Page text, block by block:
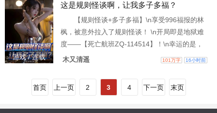
游戏 / 连载
这是规则怪谈啊，让我多子多福？
【规则怪谈+多子多福】\n享受996福报的林
枫，被意外拉入了规则怪谈！ \n开局即是地狱难
度——【死亡航班ZQ-114514】！\n幸运的是，
林枫绑定了【多子多福】系统！ \n “叮！攻略综合
则抗性+SSS级天赋！”
木又清遥 101万字 16小时前
首页 上一页 2 3 4 下一页 末页